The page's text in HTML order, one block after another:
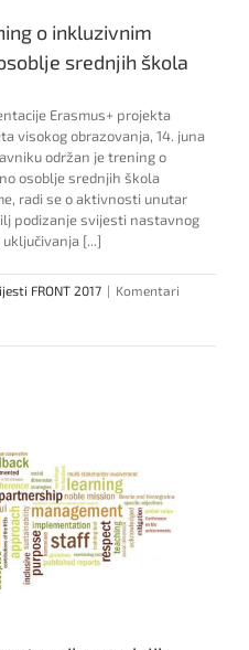
o inkluzivnim
srednjih škola
Erasmus+ projekta
visokog obrazovanja, 14. juna
održan je trening o
osoblje srednjih škola
radi se o aktivnosti unutar
podizanje svijesti nastavnog
[...]
FRONT 2017 | Komentari